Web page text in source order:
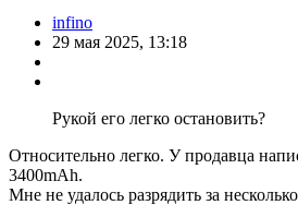
infino
29 мая 2025, 13:18
Рукой его легко остановить?
Относительно легко. У продавца
3400mAh.
Мне не удалось разрядить за